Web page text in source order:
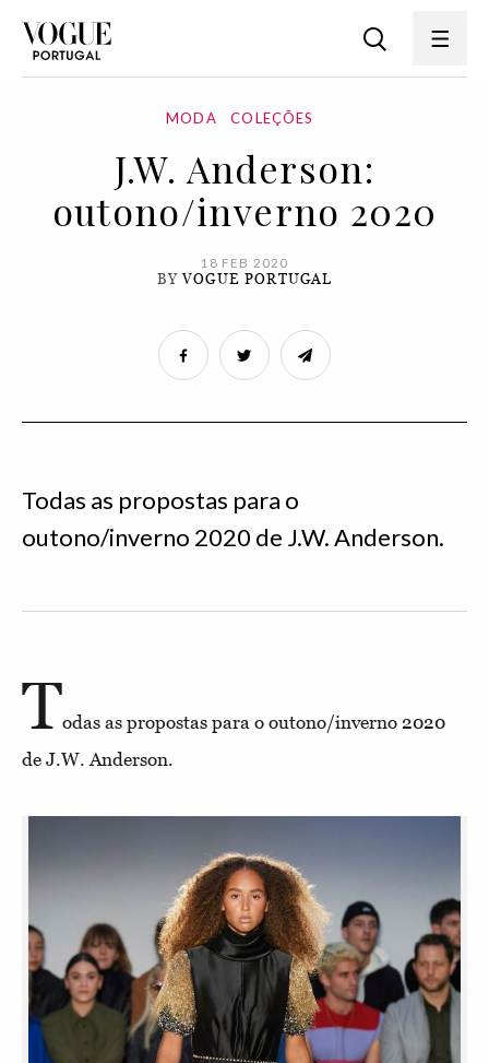
MODA COLEÇÕES
J.W. Anderson:
outono/inverno 2020
18 FEB 2020
BYVOGUE PORTUGAL
Todas as propostas para o
outono/inverno 2020 de J.W. Anderson.
Todas as propostas para o outono/inverno 2020
de J.W. Anderson.